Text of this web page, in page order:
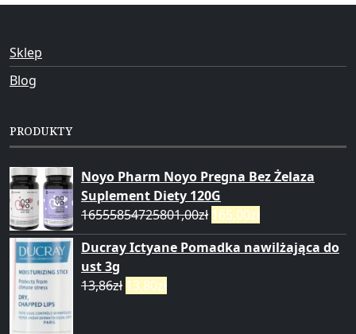
Sklep
Blog
PRODUKTY
Noyo Pharm Noyo Pregna Bez Żelaza
Suplement Diety 120G
16555854725801,00zł 165,00zł
Ducray Ictyane Pomadka nawilżająca do
ust 3g
13,86zł 13,80zł